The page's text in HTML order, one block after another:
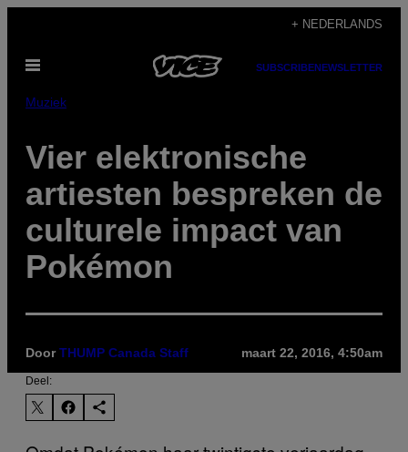
de
inhoud
+ NEDERLANDS
Open
SUBSCRIBENEWSLETTER
Muziek
Vier elektronische
artiesten bespreken de
culturele impact van
Pokémon
DoorTHUMP Canada Staff maart 22, 2016, 4:50am
Deel: